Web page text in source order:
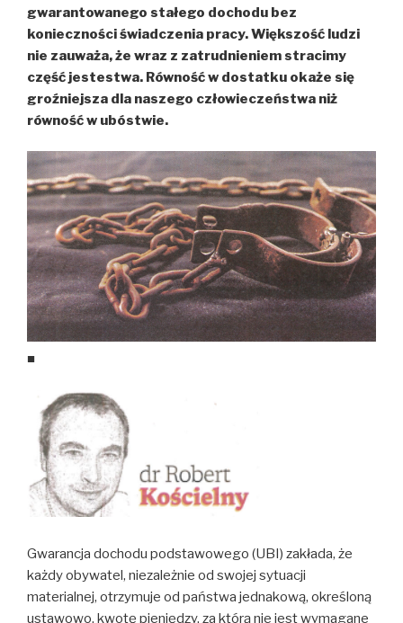
gwarantowanego stałego dochodu bez
konieczności świadczenia pracy. Większość ludzi
nie zauważa, że wraz z zatrudnieniem stracimy
część jestestwa. Równość w dostatku okaże się
groźniejsza dla naszego człowieczeństwa niż
równość w ubóstwie.
■
Gwarancja dochodu podstawowego (UBI) zakłada, że
każdy obywatel, niezależnie od swojej sytuacji
materialnej, otrzymuje od państwa jednakową, określoną
ustawowo, kwotę pieniędzy, za którą nie jest wymagane